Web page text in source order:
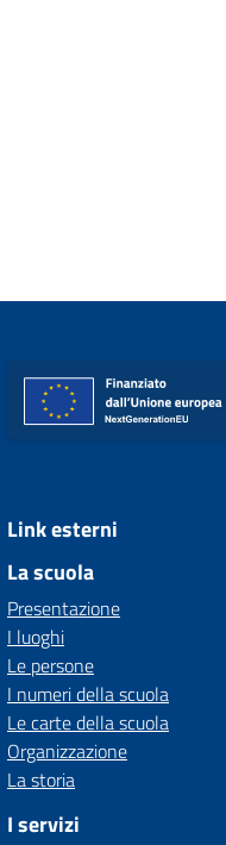
Link esterni
La scuola
Presentazione
I luoghi
Le persone
I numeri della scuola
Le carte della scuola
Organizzazione
La storia
I servizi